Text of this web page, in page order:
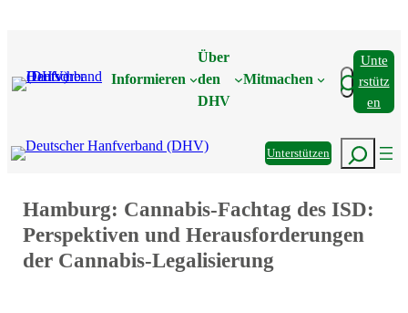
Informieren
Über
den
DHV
Mitmachen Suchen
Unte
Rstütz
En
UnterstützenSuchen
Hamburg: Cannabis-Fachtag des ISD:
Perspektiven und Herausforderungen
der Cannabis-Legalisierung